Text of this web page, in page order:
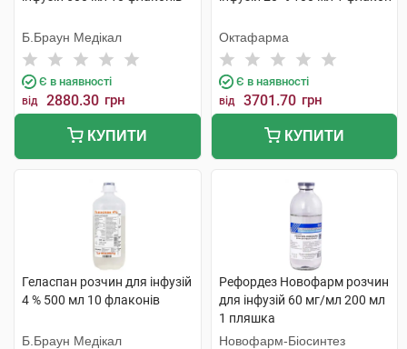
Б.Браун Медікал
Є в наявності
від 2880.30 грн
КУПИТИ
Октафарма
Є в наявності
від 3701.70 грн
КУПИТИ
Геласпан розчин для інфузій
4 % 500 мл 10 флаконів
Б.Браун Медікал
Рефордез Новофарм розчин
для інфузій 60 мг/мл 200 мл
1 пляшка
Новофарм-Біосинтез